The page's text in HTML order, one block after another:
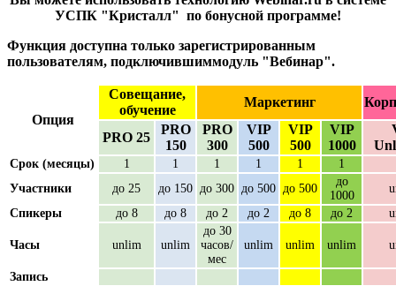
УСПК "Кристалл" по бонусной программе!
Функция доступна только зарегистрированным
пользователям, подключившиммодуль "Вебинар".
Опция
Совещание,
обучение
Маркетинг
PRO 25
PRO
150
PRO
300
VIP
500
VIP
500
VIP
1000
Срок (месяцы) 1 1 1 1 1
1
Участники
до 25 до 150 до 300 до 500 до 500
до
1000
Спикеры
до 8 до 8 до 2 до 2 до 8 до 2
Часы unlim unlim
до 30
часов/
мес
unlim unlim unlim
Запись